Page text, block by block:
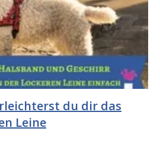
du dir das
Leine